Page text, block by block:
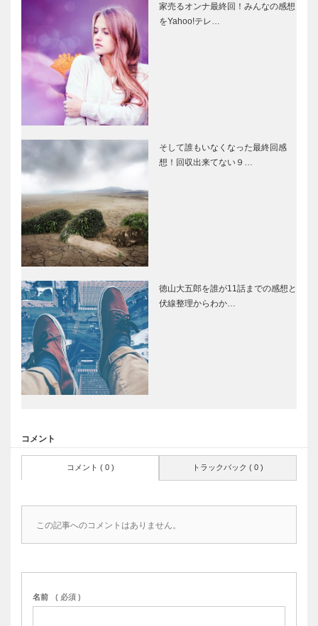
家売るオンナ最終回！みんなの感想
をYahoo!テレ…
そして誰もいなくなった最終回感
想！回収出来てない９…
徳山大五郎を誰が11話までの感想と
伏線整理からわか…
コメント
コメント ( 0 ) トラックバック ( 0 )
この記事へのコメントはありません。
名前 ( 必須 )